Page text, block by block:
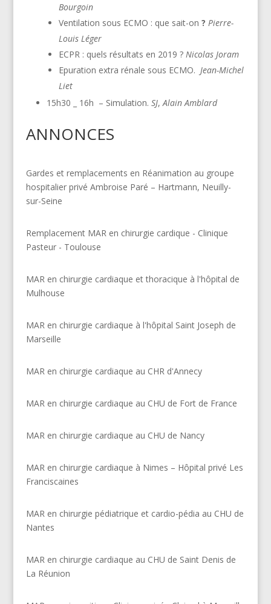
Bourgoin
Ventilation sous ECMO : que sait-on ? Pierre-
Louis Léger
ECPR : quels résultats en 2019 ? Nicolas Joram
Epuration extra rénale sous ECMO. Jean-Michel
Liet
15h30 _ 16h – Simulation. SJ,Alain Amblard
ANNONCES
Gardes et remplacements en Réanimation au groupe
hospitalier privé Ambroise Paré – Hartmann, Neuilly-
sur-Seine
Remplacement MAR en chirurgie cardique - Clinique
Pasteur - Toulouse
MAR en chirurgie cardiaque et thoracique à l'hôpital de
Mulhouse
MAR en chirurgie cardiaque à l'hôpital Saint Joseph de
Marseille
MAR en chirurgie cardiaque au CHR d'Annecy
MAR en chirurgie cardiaque au CHU de Fort de France
MAR en chirurgie cardiaque au CHU de Nancy
MAR en chirurgie cardiaque à Nimes – Hôpital privé Les
Franciscaines
MAR en chirurgie pédiatrique et cardio-pédia au CHU de
Nantes
MAR en chirurgie cardiaque au CHU de Saint Denis de
La Réunion